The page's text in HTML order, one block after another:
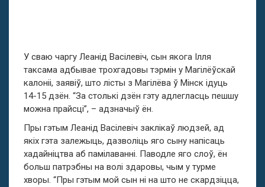
У сваю чаргу Леанід Васілевіч, сын якога Ілля
таксама адбывае трохгадовы тэрмін у Магілёўскай
калоніі, заявіў, што лісты з Магілёва ў Мінск ідуць
14-15 дзён. “За столькі дзён гэту адлегласць пешшу
можна прайсці”, – адзначыў ён.
Пры гэтым Леанід Васілевіч заклікаў людзей, ад
якіх гэта залежыць, дазволіць яго сыну напісаць
хадайніцтва аб памілаванні. Паводле яго слоў, ён
больш патрэбны на волі здаровы, чым у турме
хворы. “Пры гэтым мой сын ні на што не скардзіцца,